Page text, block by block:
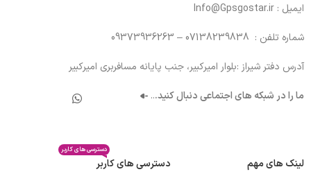
ایمیل : Info@Gpsgostar.ir
شماره تلفن : 07138239838 – 09373936263
آدرس دفتر شیراز :بلوار امیرکبیر، جنب پایانه مسافربری امیرکبیر
ما را در شبکه های اجتماعی دنبال کنید...
لینک های مهم
دسترسی های کاربر
دسترسی های کاربر